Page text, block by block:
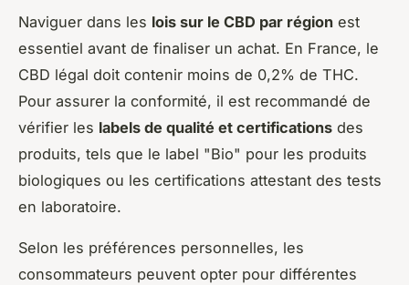
Naviguer dans les lois sur le CBD par région est
essentiel avant de finaliser un achat. En France, le
CBD légal doit contenir moins de 0,2% de THC.
Pour assurer la conformité, il est recommandé de
vérifier les labels de qualité et certifications des
produits, tels que le label "Bio" pour les produits
biologiques ou les certifications attestant des tests
en laboratoire.
Selon les préférences personnelles, les
consommateurs peuvent opter pour différentes